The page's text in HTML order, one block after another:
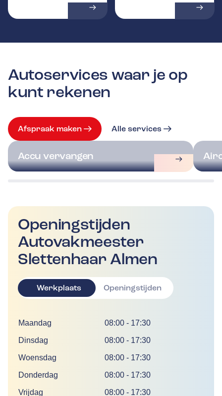
Autoservices waar je op
kunt rekenen
Afspraak maken Alle services
Accu vervangen
Openingstijden
Autovakmeester
Slettenhaar Almen
Werkplaats Openingstijden
DagTijd
Maandag 08:00 - 17:30
Dinsdag 08:00 - 17:30
Woensdag 08:00 - 17:30
Donderdag 08:00 - 17:30
Vrijdag 08:00 - 17:30